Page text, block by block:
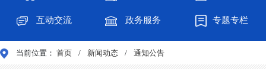
互动交流 政务服务 专题专栏
当前位置： 首页 / 新闻动态 / 通知公告